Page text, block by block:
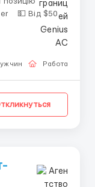
Работа